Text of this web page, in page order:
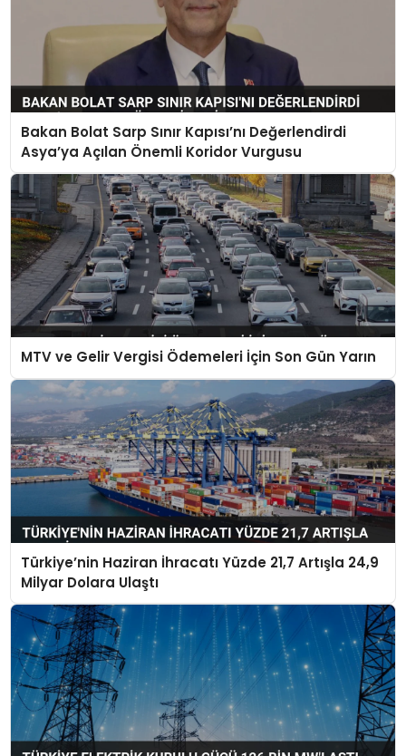
Bakan Bolat Sarp Sınır Kapısı’nı Değerlendirdi
Asya’ya Açılan Önemli Koridor Vurgusu
MTV ve Gelir Vergisi Ödemeleri İçin Son Gün Yarın
Türkiye’nin Haziran İhracatı Yüzde 21,7 Artışla 24,9
Milyar Dolara Ulaştı